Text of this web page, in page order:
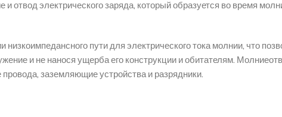
отвод электрического заряда, который образуется во время
пути для электрического тока молнии, что
и не нанося ущерба его конструкции и обитателям.
заземляющие устройства и разрядники.